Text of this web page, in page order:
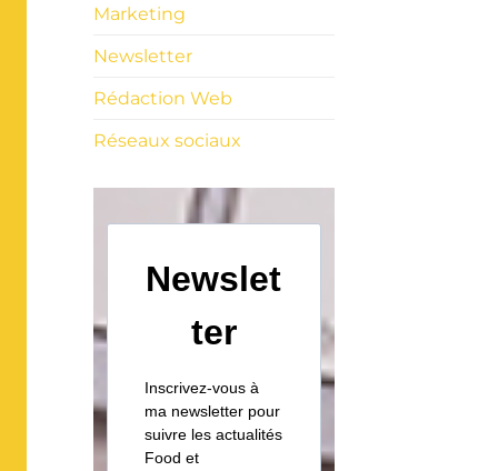
Marketing
Newsletter
Rédaction Web
Réseaux sociaux
Newslet
ter
Inscrivez-vous à
ma newsletter pour
suivre les actualités
Food et